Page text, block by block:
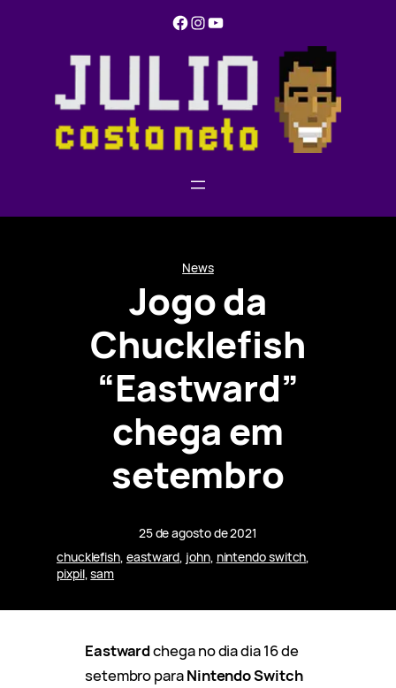
Facebook Instagram YouTube
News
Jogo da
Chucklefish
“Eastward”
chega em
setembro
25 de agosto de 2021
chucklefish, eastward, john, nintendo switch
pixpil, sam
Eastwardchega no dia dia 16 de
setembro paraNintendo Switch